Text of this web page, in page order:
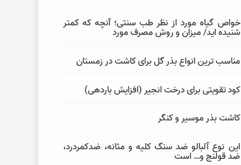
خواص گیاه مورد از نظر طب سنتی؛ آنچه که کمتر
شنیده اید/ میزان و روش مصرف مورد
مناسب ترین انواع بذر گل برای کاشت در زمستان
کود تقویتی برای درخت انجیر (افزایش باردهی)
کاشت بذر موسیر و کنگر
این نوع آلبالو ضد سنگ کلیه و مثانه، ضدکمردرد،
ضد قولنج و… است